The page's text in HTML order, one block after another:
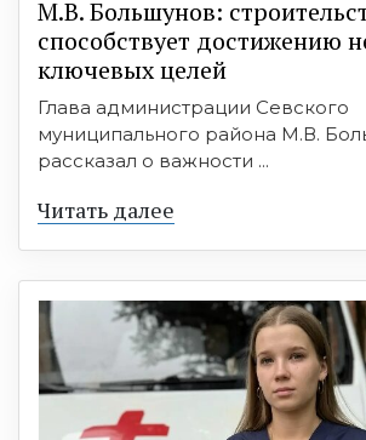
М.В. Большунов:
способствует достижению
ключевых целей
Глава администрации Севского
муниципального района М.В.
рассказал о важности ...
Читать далее